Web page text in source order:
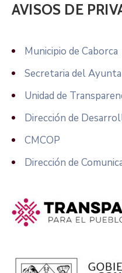
AVISOS DE
Municipio de Caborca
Secretaria del
Unidad de
Dirección de
CMCOP
Dirección de